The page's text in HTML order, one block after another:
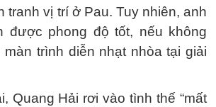
tranh vị trí ở Pau. Tuy nhiên, anh
được phong độ tốt, nếu không
trình diễn nhạt nhòa tại giải
Quang Hải rơi vào tình thế “mất